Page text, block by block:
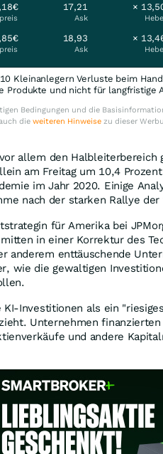
17,21
Ask
×
18,93
Ask
×
Kleinanlegern Verluste beim
Produkte und nicht für langfristige
Bedingungen und die
die weiteren Hinweisezu dieser
allem den Halbleiterbereich
am Freitag um 10,4
im Jahr 2020. Einige
nach der starken Rallye der
für Amerika bei
in einer Korrektur des
anderem enttäuschende
wie die gewaltigen
Investitionen als ein
Unternehmen
und andere